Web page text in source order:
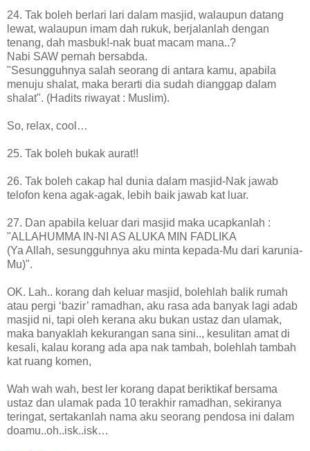
24. Tak boleh berlari lari dalam masjid, walaupun datang
lewat, walaupun imam dah rukuk, berjalanlah dengan
tenang, dah masbuk!-nak buat macam mana..?
Nabi SAW pernah bersabda.
"Sesungguhnya salah seorang di antara kamu, apabila
menuju shalat, maka berarti dia sudah dianggap dalam
shalat". (Hadits riwayat : Muslim).
So, relax, cool…
25. Tak boleh bukak aurat!!
26. Tak boleh cakap hal dunia dalam masjid-Nak jawab
telofon kena agak-agak, lebih baik jawab kat luar.
27. Dan apabila keluar dari masjid maka ucapkanlah :
"ALLAHUMMA IN-NI AS ALUKA MIN FADLIKA
(Ya Allah, sesungguhnya aku minta kepada-Mu dari karunia-
Mu)".
OK. Lah.. korang dah keluar masjid, bolehlah balik rumah
atau pergi ‘bazir’ ramadhan, aku rasa ada banyak lagi adab
masjid ni, tapi oleh kerana aku bukan ustaz dan ulamak,
maka banyaklah kekurangan sana sini.., kesulitan amat di
kesali, kalau korang ada apa nak tambah, bolehlah tambah
kat ruang komen,
Wah wah wah, best ler korang dapat beriktikaf bersama
ustaz dan ulamak pada 10 terakhir ramadhan, sekiranya
teringat, sertakanlah nama aku seorang pendosa ini dalam
doamu..oh..isk..isk…